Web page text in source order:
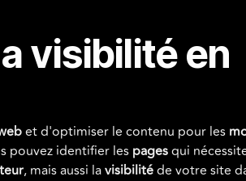
visibilité en
et d'optimiser le contenu pour les
pouvez identifier les pagesqui
, mais aussi lavisibilitéde votre site